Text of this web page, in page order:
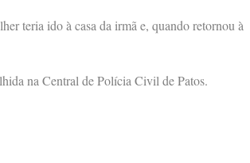
teria ido à casa da irmã e, quando retornou à
na Central de Polícia Civil de Patos.